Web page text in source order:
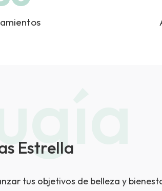
Estrella
tus objetivos de belleza y